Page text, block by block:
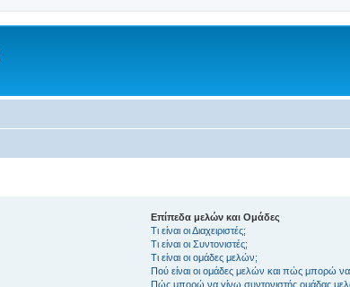
Επίπεδα μελών και Ομάδες
Τι είναι οι Διαχειριστές;
Τι είναι οι Συντονιστές;
Τι είναι οι ομάδες μελών;
Πού είναι οι ομάδες μελών και πώς μπορώ
Πώς μπορώ να γίνω συντονιστής ομάδας